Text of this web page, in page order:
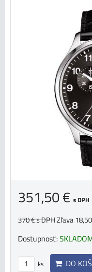
351,50 € s DPH
370 €s DPHZľava
Dostupnosť:
ks DO